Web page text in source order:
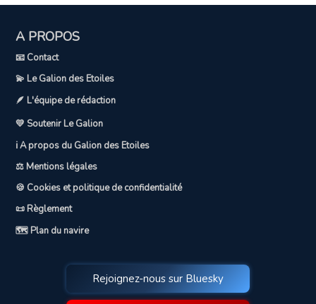
A PROPOS
📧 Contact
💫 Le Galion des Etoiles
🪶 L'équipe de rédaction
💛 Soutenir Le Galion
ℹ️ A propos du Galion des Etoiles
⚖️ Mentions légales
🍪 Cookies et politique de confidentialité
📜 Règlement
🗺️ Plan du navire
Rejoignez-nous sur Bluesky